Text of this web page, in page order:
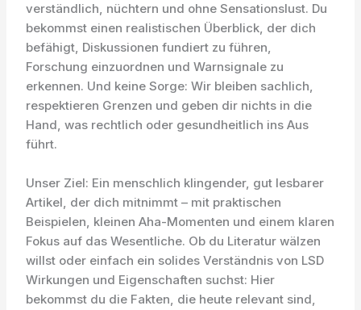
verständlich, nüchtern und ohne Sensationslust. Du
bekommst einen realistischen Überblick, der dich
befähigt, Diskussionen fundiert zu führen,
Forschung einzuordnen und Warnsignale zu
erkennen. Und keine Sorge: Wir bleiben sachlich,
respektieren Grenzen und geben dir nichts in die
Hand, was rechtlich oder gesundheitlich ins Aus
führt.
Unser Ziel: Ein menschlich klingender, gut lesbarer
Artikel, der dich mitnimmt – mit praktischen
Beispielen, kleinen Aha-Momenten und einem klaren
Fokus auf das Wesentliche. Ob du Literatur wälzen
willst oder einfach ein solides Verständnis von LSD
Wirkungen und Eigenschaften suchst: Hier
bekommst du die Fakten, die heute relevant sind,